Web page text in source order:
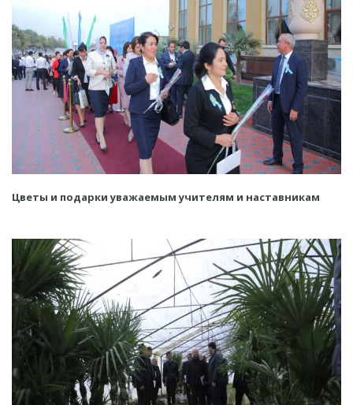
Цветы и подарки уважаемым учителям и наставникам